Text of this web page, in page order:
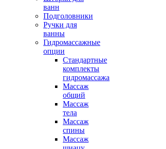
ванн
Подголовники
Ручки для
ванны
Гидромассажные
опции
Стандартные
комплекты
гидромассажа
Массаж
общий
Массаж
тела
Массаж
спины
Массаж